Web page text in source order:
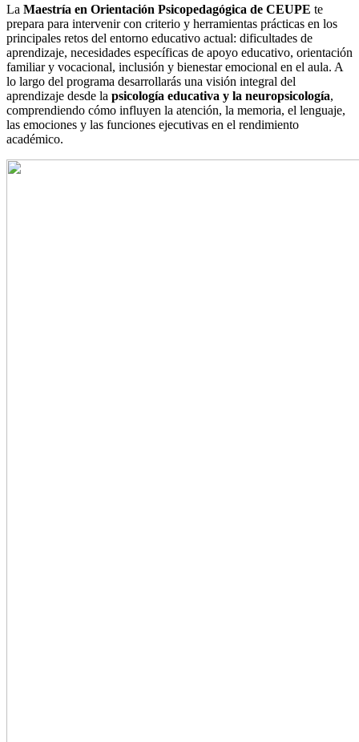
La Maestría en Orientación Psicopedagógica de CEUPE te
prepara para intervenir con criterio y herramientas prácticas en los
principales retos del entorno educativo actual: dificultades de
aprendizaje, necesidades específicas de apoyo educativo, orientación
familiar y vocacional, inclusión y bienestar emocional en el aula. A
lo largo del programa desarrollarás una visión integral del
aprendizaje desde la psicología educativa y la neuropsicología,
comprendiendo cómo influyen la atención, la memoria, el lenguaje,
las emociones y las funciones ejecutivas en el rendimiento
académico.